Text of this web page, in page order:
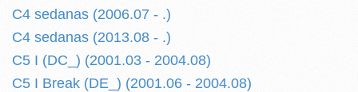
C4 sedanas (2006.07 - .)
C4 sedanas (2013.08 - .)
C5 I (DC_) (2001.03 - 2004.08)
C5 I Break (DE_) (2001.06 - 2004.08)